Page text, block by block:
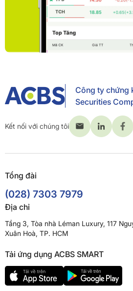
Công ty chứng
Securities
Kết nối với chúng tôi
Tổng đài
(028) 7303 7979
Địa chỉ
Tầng 3, Tòa nhà Léman Luxury, 117
Xuân Hoà, TP. HCM
Tải ứng dụng ACBS SMART